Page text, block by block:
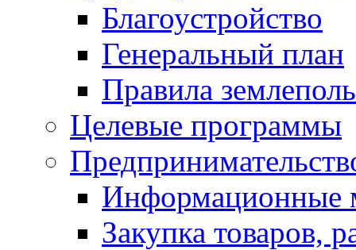
Благоустройство
Генеральный план
Правила
Целевые программы
Информационные
Закупка товаров,